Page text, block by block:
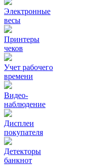
Электронные
весы
Принтеры
чеков
Учет рабочего
времени
Видео‑
наблюдение
Дисплеи
покупателя
Детекторы
банкнот